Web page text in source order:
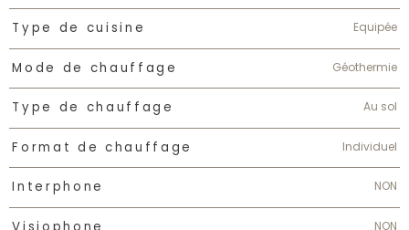
Type de cuisine Equipée
Mode de chauffage Géothermie
Type de chauffage Au sol
Format de chauffage Individuel
Interphone NON
NON